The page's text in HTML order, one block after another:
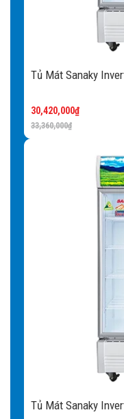
Tủ Mát Sanaky
33,360,000₫
30,420,000₫
Tủ Mát Sanaky